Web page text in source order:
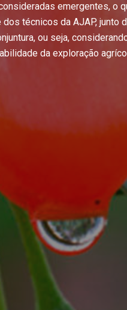
emergentes, o
técnicos da AJAP, junto
ou seja,
da exploração